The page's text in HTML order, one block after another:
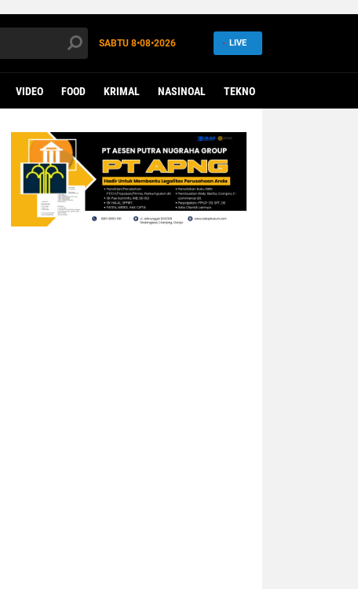
SABTU 8•08•2026 LIVE
VIDEO FOOD KRIMAL NASINOAL TEKNO